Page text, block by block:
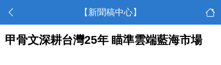
【新聞稿中心】
甲骨文深耕台灣25年 瞄準雲端藍海市場